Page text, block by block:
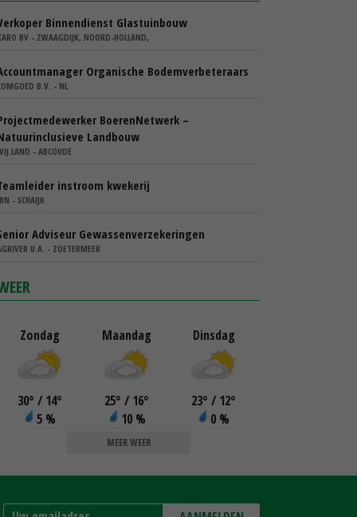
Binnendienst Glastuinbouw
BV - ZWAAGDIJK, NOORD-HOLLAND,
Organische Bodemverbeteraars
B.V. - NL
BoerenNetwerk –
Landbouw
- ABCOUDE
instroom kwekerij
- SCHAIJK
Adviseur Gewassenverzekeringen
U.A. - ZOETERMEER
Zondag
30° / 14°
5 %
Maandag
25° / 16°
10 %
Dinsdag
23° / 12°
0 %
MEER WEER